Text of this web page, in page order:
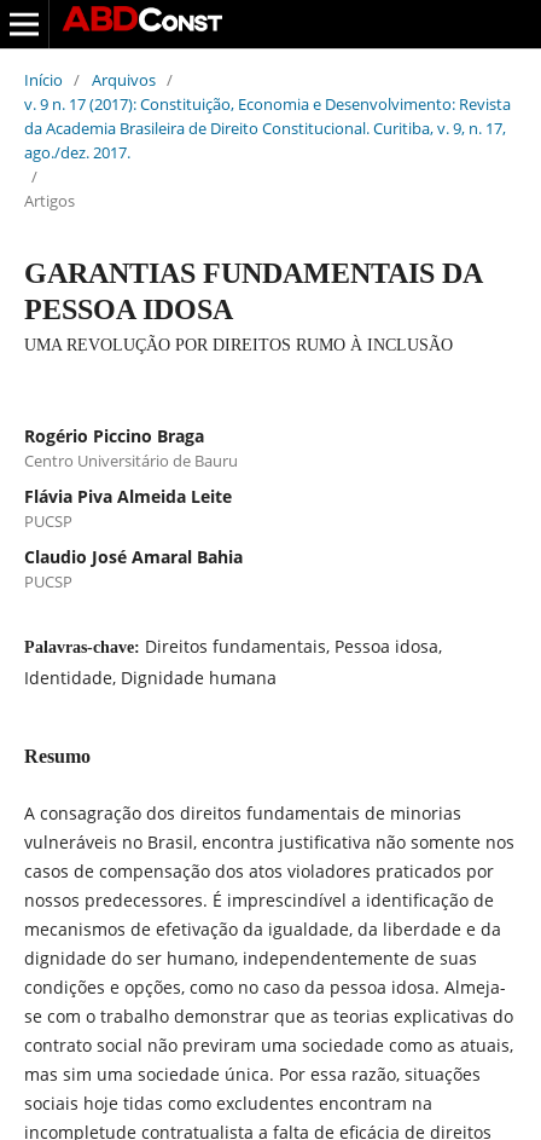
Início / Arquivos /
v. 9 n. 17 (2017): Constituição, Economia e Desenvolvimento: Revista
da Academia Brasileira de Direito Constitucional. Curitiba, v. 9, n. 17,
ago./dez. 2017.
/
Artigos
GARANTIAS FUNDAMENTAIS DA
PESSOA IDOSA
UMA REVOLUÇÃO POR DIREITOS RUMO À INCLUSÃO
Rogério Piccino Braga
Centro Universitário de Bauru
Flávia Piva Almeida Leite
PUCSP
Claudio José Amaral Bahia
PUCSP
Palavras-chave: Direitos fundamentais, Pessoa idosa,
Identidade, Dignidade humana
Resumo
A consagração dos direitos fundamentais de minorias
vulneráveis no Brasil, encontra justificativa não somente nos
casos de compensação dos atos violadores praticados por
nossos predecessores. É imprescindível a identificação de
mecanismos de efetivação da igualdade, da liberdade e da
dignidade do ser humano, independentemente de suas
condições e opções, como no caso da pessoa idosa. Almeja-
se com o trabalho demonstrar que as teorias explicativas do
contrato social não previram uma sociedade como as atuais,
mas sim uma sociedade única. Por essa razão, situações
sociais hoje tidas como excludentes encontram na
incompletude contratualista a falta de eficácia de direitos